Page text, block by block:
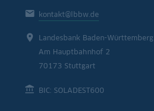
kontakt@lbbw.de
Landesbank Baden-Württemberg
Am Hauptbahnhof 2
70173 Stuttgart
BIC: SOLADEST600